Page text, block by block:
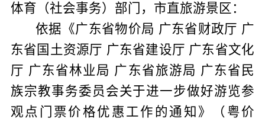
体育 （社会事务）部门 ， 市直旅游景区：
依据《广东省物价局 广东省财政厅 广
东省国土资源厅 广东省建设厅 广东省文化
厅 广东省林业局 广东省旅游局 广东省民
族宗教事务委员会关于进一步做好游览参
观点门票价格优惠工作的通知》（粤价